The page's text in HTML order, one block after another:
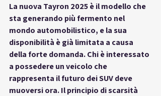
La nuova Tayron 2025 è il modello che
sta generando più fermento nel
mondo automobilistico, e la sua
disponibilità è già limitata a causa
della forte domanda. Chi è interessato
a possedere un veicolo che
rappresenta il futuro dei SUV deve
muoversi ora. Il principio di scarsità